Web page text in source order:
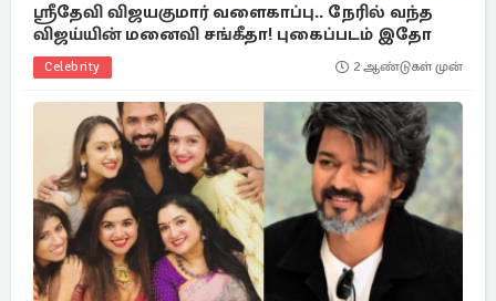
ஸ்ரீதேவி விஜயகுமார் வளைகாப்பு.. நேரில் வந்த
விஜய்யின் மனைவி சங்கீதா! புகைப்படம் இதோ
Celebrity 2 ஆண்டுகள் முன்